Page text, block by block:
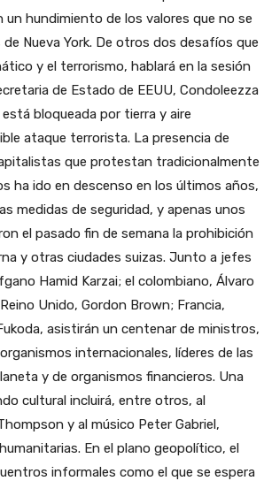
hundimiento de los valores que no se
Nueva York. De otros dos desafíos que
y el terrorismo, hablará en la sesión
de Estado de EEUU, Condoleezza
bloqueada por tierra y aire
ataque terrorista. La presencia de
que protestan tradicionalmente
ha ido en descenso en los últimos años,
medidas de seguridad, y apenas unos
el pasado fin de semana la prohibición
y otras ciudades suizas. Junto a jefes
Hamid Karzai; el colombiano, Álvaro
Unido, Gordon Brown; Francia,
asistirán un centenar de ministros,
internacionales, líderes de las
y de organismos financieros. Una
cultural incluirá, entre otros, al
y al músico Peter Gabriel,
En el plano geopolítico, el
informales como el que se espera